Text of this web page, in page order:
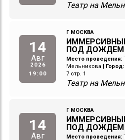
Театр на
14
Авг
2026
19:00
Г МОСКВА
ПОД ДОЖДЕМ
Место проведения:
Мельникова
Город:
7 стр. 1
Театр на
14
Авг
Г МОСКВА
ПОД ДОЖДЕМ
Место проведения: